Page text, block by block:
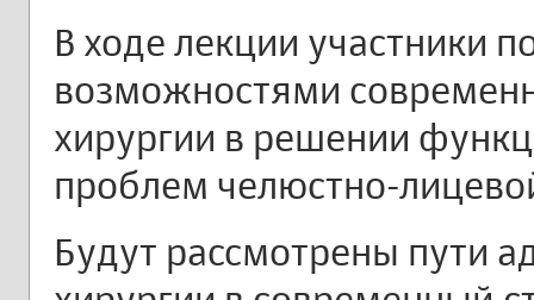
В ходе лекции участники
возможностями
хирургии в решении
проблем челюстно-
Будут рассмотрены пути